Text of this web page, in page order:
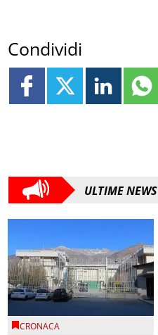
Condividi
ULTIME NEWS
CRONACA